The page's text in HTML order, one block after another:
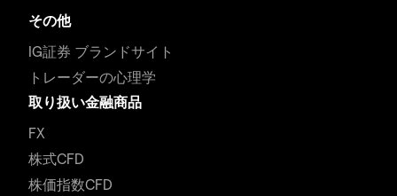
その他
IG証券 ブランドサイト
トレーダーの心理学
取り扱い金融商品
FX
株式CFD
株価指数CFD